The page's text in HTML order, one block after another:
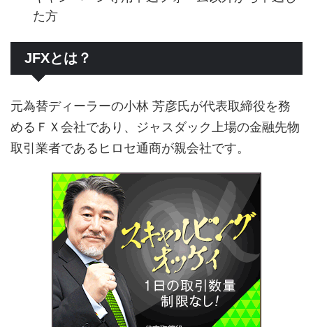
た方
JFXとは？
元為替ディーラーの小林 芳彦氏が代表取締役を務
めるＦＸ会社であり、ジャスダック上場の金融先物
取引業者であるヒロセ通商が親会社です。